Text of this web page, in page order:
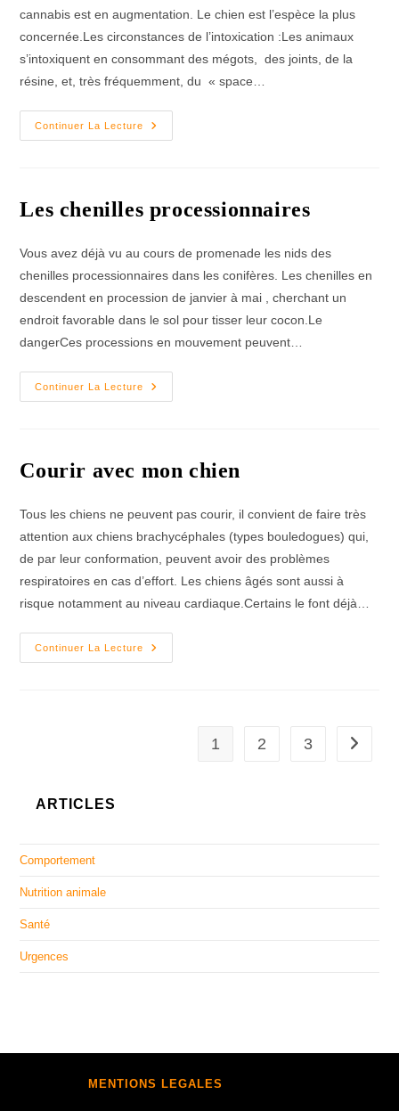
cannabis est en augmentation. Le chien est l’espèce la plus
concernée.Les circonstances de l’intoxication :Les animaux
s’intoxiquent en consommant des mégots, des joints, de la
résine, et, très fréquemment, du « space…
Continuer La Lecture
L’intoxication
Au
Les chenilles processionnaires
Vous avez déjà vu au cours de promenade les nids des
chenilles processionnaires dans les conifères. Les chenilles en
descendent en procession de janvier à mai , cherchant un
endroit favorable dans le sol pour tisser leur cocon.Le
dangerCes processions en mouvement peuvent…
Continuer La Lecture
Les
Chenilles
Courir avec mon chien
Tous les chiens ne peuvent pas courir, il convient de faire très
attention aux chiens brachycéphales (types bouledogues) qui,
de par leur conformation, peuvent avoir des problèmes
respiratoires en cas d’effort. Les chiens âgés sont aussi à
risque notamment au niveau cardiaque.Certains le font déjà…
Continuer La Lecture
Courir
Avec
1 2 3 Aller à
ARTICLES
Comportement
Nutrition animale
Santé
Urgences
MENTIONS LEGALES